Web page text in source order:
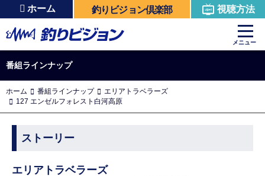
ホーム 釣りビジョン倶楽部 視聴方法
メニュー
番組ラインナップ
ホーム 番組ラインナップ
エリアトラベラーズ
127 エンゼルフォレスト白河高原
ストーリー
エリアトラベラーズ